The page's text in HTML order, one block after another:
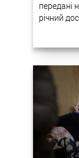
передані
річний
в Україні….